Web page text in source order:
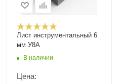
Лист инструментальный 6
мм У8А
В наличии
Цена: